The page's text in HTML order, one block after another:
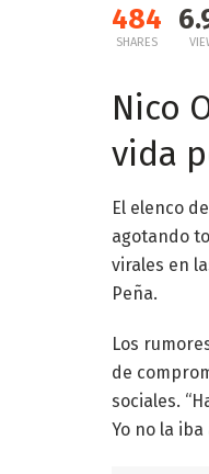
484
SHARES
Nico
vida
El elenco de
agotando
virales en
Peña.
Los
de
sociales.
Yo no la